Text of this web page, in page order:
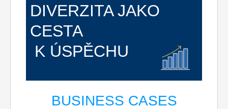
DIVERZITA JAKO
CESTA
K ÚSPĚCHU
BUSINESS CASES